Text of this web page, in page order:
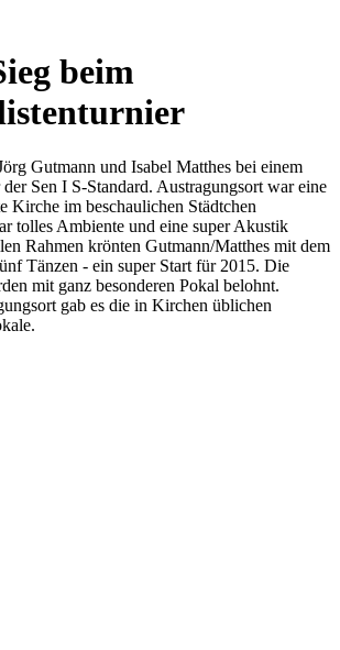
beim
Gutmann und Isabel Matthes bei einem
Sen I S-Standard. Austragungsort war eine
Kirche im beschaulichen Städtchen
tolles Ambiente und eine super Akustik
Rahmen krönten Gutmann/Matthes mit dem
Tänzen - ein super Start für 2015. Die
mit ganz besonderen Pokal belohnt.
gab es die in Kirchen üblichen